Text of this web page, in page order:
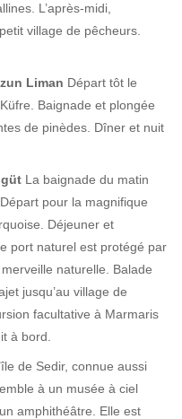
L’après-midi,
village de pêcheurs.
Liman Départ tôt le
Baignade et plongée
de pinèdes. Dîner et nuit
La baignade du matin
pour la magnifique
Déjeuner et
port naturel est protégé par
naturelle. Balade
jusqu’au village de
facultative à Marmaris
à bord.
de Sedir, connue aussi
à un musée à ciel
amphithéâtre. Elle est